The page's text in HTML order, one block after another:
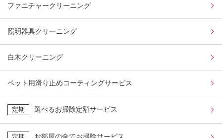
ファニチャークリーニング
照明器具クリーニング
白木クリーニング
ペット用滑り止めコーティングサービス
定期 選べるお掃除定額サービス
お部屋の全てお掃除サービス